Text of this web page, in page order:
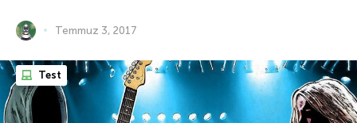
Temmuz 3, 2017
Test